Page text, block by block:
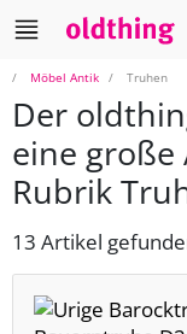
Möbel Antik Truhen
Der
eine
Rubrik
13 Artikel